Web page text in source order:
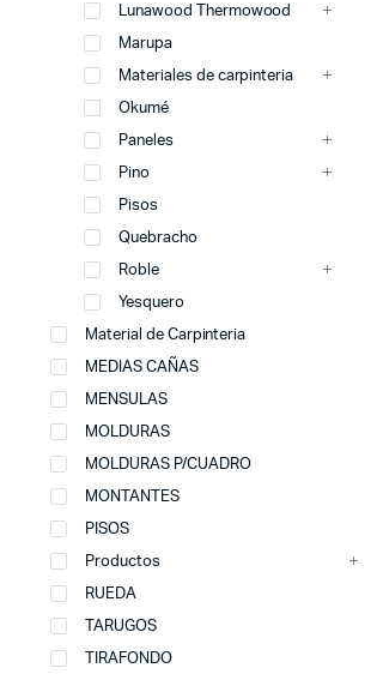
Lunawood Thermowood
Marupa
Materiales de carpinteria
Okumé
Paneles
Pino
Pisos
Quebracho
Roble
Yesquero
Material de Carpinteria
MEDIAS CAÑAS
MENSULAS
MOLDURAS
MOLDURAS P/CUADRO
MONTANTES
PISOS
Productos
RUEDA
TARUGOS
TIRAFONDO